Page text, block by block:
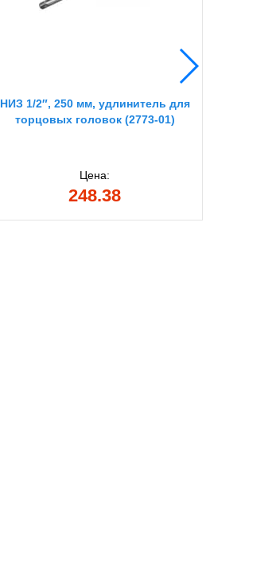
НИЗ 1/2″, 250 мм, удлинитель для
торцовых головок (2773-01)
Цена:
248.38